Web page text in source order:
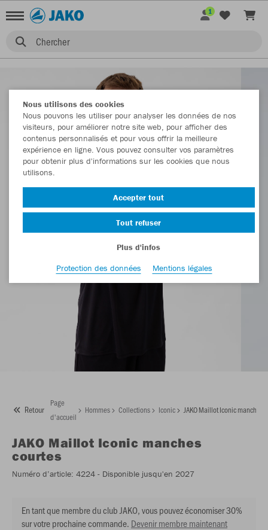
Chercher
1
Retour
Page
d'accueil
Hommes Collections Iconic JAKO Maillot Iconic manches
JAKO Maillot Iconic manches
courtes
Numéro d’article: 4224 - Disponible jusqu'en 2027
En tant que membre du club JAKO, vous pouvez économiser 30%
sur votre prochaine commande. Devenir membre maintenant
Nous utilisons des cookies
Nous pouvons les utiliser pour analyser les données de nos
visiteurs, pour améliorer notre site web, pour afficher des
contenus personnalisés et pour vous offrir la meilleure
expérience en ligne. Vous pouvez consulter vos paramètres
pour obtenir plus d'informations sur les cookies que nous
utilisons.
Accepter tout
Tout refuser
Plus d'infos
Protection des données
Mentions légales